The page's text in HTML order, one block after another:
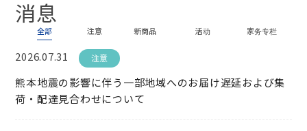
消息
全部 注意 新商品 活动 家务专栏
2026.07.31 注意
熊本地震の影響に伴う一部地域へのお届け遅延および集
荷・配達見合わせについて